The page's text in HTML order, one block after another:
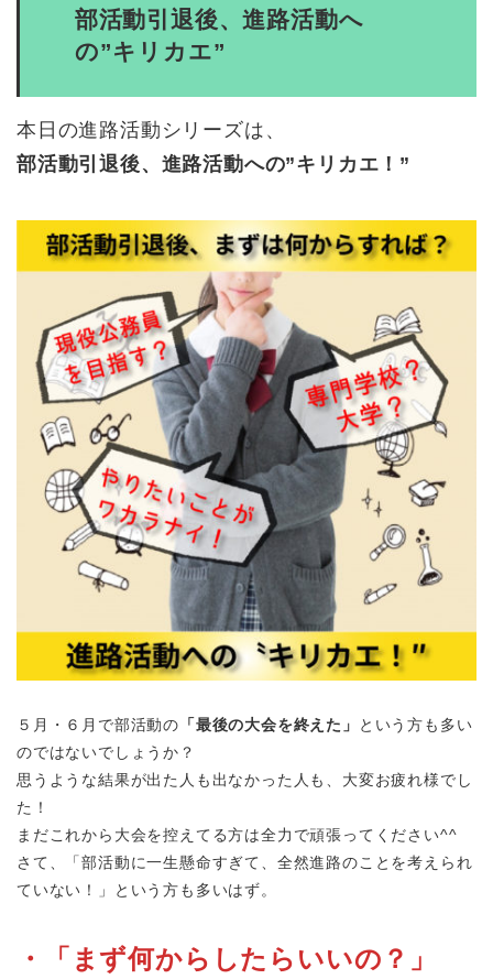
部活動引退後、進路活動へ
の”キリカエ”
本日の進路活動シリーズは、
部活動引退後、進路活動への”キリカエ！”
５月・６月で部活動の 「最後の大会を終えた」
という方も多い
のではないでしょうか？
思うような結果が出た人も出なかった人も、大変お疲れ様でし
た！
まだこれから大会を控えてる方は全力で頑張ってください^^
さて、「部活動に一生懸命すぎて、全然進路のことを考えられ
ていない！」という方も多いはず。
・「まず何からしたらいいの？」